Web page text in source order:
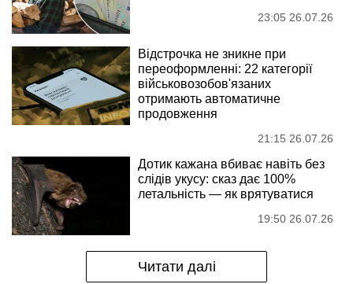
23:05 26.07.26
Відстрочка не зникне при
переоформленні: 22 категорії
військовозобов'язаних
отримають автоматичне
продовження
21:15 26.07.26
Дотик кажана вбиває навіть без
слідів укусу: сказ дає 100%
летальність — як врятуватися
19:50 26.07.26
Читати далі